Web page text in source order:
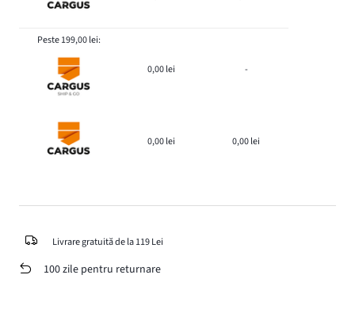
Peste 199,00 lei:
0,00 lei -
0,00 lei 0,00 lei
Livrare gratuită de la 119 Lei
100 zile pentru returnare